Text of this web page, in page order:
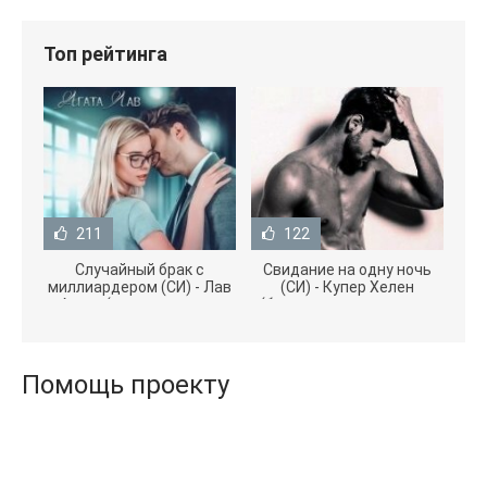
Топ рейтинга
211
Случайный брак с
миллиардером (СИ) - Лав
Агата (полная версия
122
Свидание на одну ночь
(СИ) - Купер Хелен
(бесплатные серии книг
Помощь проекту